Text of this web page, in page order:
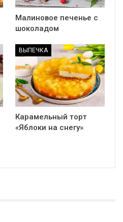
Малиновое печенье с
шоколадом
ВЫПЕЧКА
Карамельный торт
«Яблоки на снегу»